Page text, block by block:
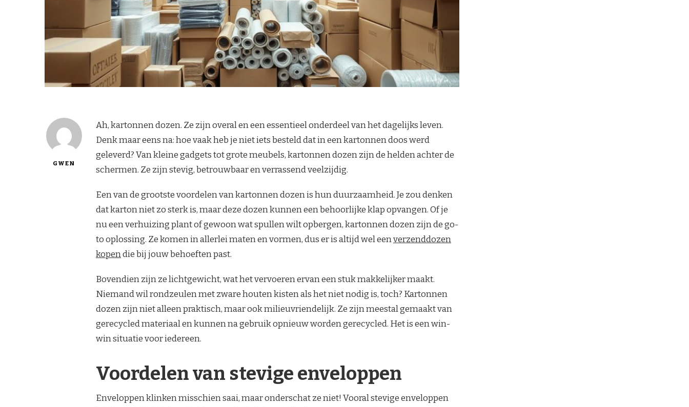
GWEN
Ah, kartonnen dozen. Ze zijn overal en een essentieel onderdeel van het dagelijks leven.
Denk maar eens na: hoe vaak heb je niet iets besteld dat in een kartonnen doos werd
geleverd? Van kleine gadgets tot grote meubels, kartonnen dozen zijn de helden achter de
schermen. Ze zijn stevig, betrouwbaar en verrassend veelzijdig.
Een van de grootste voordelen van kartonnen dozen is hun duurzaamheid. Je zou denken
dat karton niet zo sterk is, maar deze dozen kunnen een behoorlijke klap opvangen. Of je
nu een verhuizing plant of gewoon wat spullen wilt opbergen, kartonnen dozen zijn de go-
to oplossing. Ze komen in allerlei maten en vormen, dus er is altijd wel eenverzenddozen
kopendie bij jouw behoeften past.
Bovendien zijn ze lichtgewicht, wat het vervoeren ervan een stuk makkelijker maakt.
Niemand wil rondzeulen met zware houten kisten als het niet nodig is, toch? Kartonnen
dozen zijn niet alleen praktisch, maar ook milieuvriendelijk. Ze zijn meestal gemaakt van
gerecycled materiaal en kunnen na gebruik opnieuw worden gerecycled. Het is een win-
win situatie voor iedereen.
Voordelen van stevige enveloppen
Enveloppen klinken misschien saai, maar onderschat ze niet! Vooral stevige enveloppen